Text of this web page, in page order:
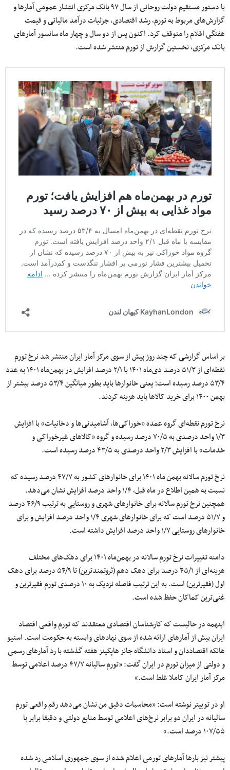
با دستور مستقیم دولت روحانی از سال ۹۷ بانک مرکزی انتشار عمومی آمارها و
گزارش‌های مربوط به تورم، رشد اقتصادی، جزئیات درآمد مالیاتی و قیمت
هفتگی اقلام را متوقف کرد. اکنون پس از دو سال و چهار ماه سانسور آمارهای
بانک مرکزی، نخستین گزارش از تورم منتشر شده است.
بر اساس گزارشی که چند روز پیش از سوی مرکز آمار ایران منتشر شد نرخ تورم
نقطه‌ای از ۵۱/۳ درصد دی‌ماه ۱۴۰۱ با ۲/۱ درصد افزایش در بهمن‌ماه ۱۴۰۱ به عدد
۵۳/۴ درصد رسیده است؛ یعنی خانوارها باید بطور میانگین ۵۳/۴ درصد بیشتر از
بهمن ۱۴۰۰ برای خرید کالاها باید هزینه کردند.
نرخ تورم نقطه‌ای گروه عمده «خوراکی‌ها، آشامیدنی‌ها و دخانیات» با افزایش
۱/۳ واحد درصدی به ۷۰/۵ درصد رسیده و گروه «کالاهای غیرخوراکی و
خدمات» با افزایش ۲/۳ واحد درصدی به ۴۳/۵ درصد رسیده است.
نرخ تورم سالانه بهمن ماه ۱۴۰۱ برای خانوارهای کشور به ۴۷/۷ درصد رسیده که
نسبت به همین اطلاع در ماه قبل، ۱/۴ واحد درصد افزایش نشان می‌دهد.
همچنین نرخ تورم سالانه برای خانوارهای شهری و روستایی به ترتیب ۴۶/۹ درصد
و ۵۱/۷ درصد است که برای خانوارهای شهری ۱/۴ واحد درصد افزایش و برای
خانوارهای روستایی ۱/۷ واحد درصد افزایش داشته است.
دامنه تغییرات نرخ تورم سالانه در بهمن‌ماه ۱۴۰۱ برای دهک‌های مختلف
هزینه‌ای از ۴۵/۱ درصد برای دهک دهم (ثروتمندترین) تا ۵۴/۹ درصد برای دهک
اول (فقیرترین) است. به این ترتیب فاصله نزدیک به ۱۰ درصدی تورم فقیرترین و
غنی‌ترین کماکان حفظ شده است.
اینهمه در حالیست که کارشناسان اقتصادی معتقدند که تورم واقعی اقتصاد
ایران بیش از آمارهای ارائه شده از سوی نهادهای وابسته به حکومت است. استیو
هانکه اقتصاددان و استاد دانشگاه جانز هاپکینز هفته گذشته با رد آمارهای رسمی
و دولتی از میزان تورم در ایران گفت: «تورم سالیانه ۴۷/۷ درصد اعلامی توسط
مرکز آمار ایران کاملا غلط است.»
او در توییتر نوشته است: «محاسبات دقیق من نشان می‌دهد رقم واقعی تورم
سالیانه در ایران دو برابر نرخ‌های اعلامی توسط منابع دولتی و دقیقا برابر با
۱۰۷/۵۵ درصد است.»
پیشتر نیز بارها آمارهای تورمی اعلام شده از سوی جمهوری اسلامی رد شده